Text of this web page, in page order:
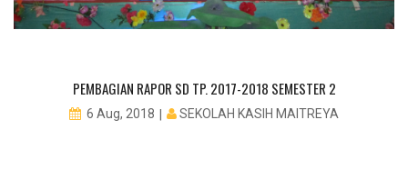
PEMBAGIAN RAPOR SD TP. 2017-2018 SEMESTER 2
6 Aug, 2018 SEKOLAH KASIH MAITREYA